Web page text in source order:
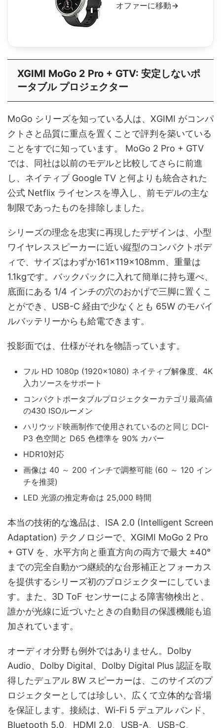
オファーに移動
XGIMI MoGo 2 Pro + GTV: 安定しないポ
ータブル プロジェクター
MoGo シリーズを知っている人は、XGIMI がコンパ
クトさと品質に重点を置くことで評判を築いている
ことをすでに知っています。 MoGo 2 Pro + GTV
では、同社は以前のモデルと比較してさらに前進
し、ネイティブ Google TV と何よりも統合された
公式 Netflix ライセンスを導入し、前モデルの主な
制限であったものを排除しました。
シリーズの理念を忠実に再現したデザインは、小型
ワイヤレススピーカーに近い縦型のコンパクトボデ
ィで、サイズはわずか161×119×108mm、重量は
1.1kgです。バックパックに入れて簡単に持ち運べ、
底面にある 1/4 インチの穴のおかげで三脚に置くこ
とができ、USB-C 経由で少なくとも 65W のモバイ
ルバッテリーからも給電できます。
投影面では、仕様がそれを物語っています。
フル HD 1080p (1920×1080) ネイティブ解像度、4K
入力ソースをサポート
コンパクトポータブルプロジェクターカテゴリ最高値
の430 ISOルーメン
ハリウッド映画制作で使用されているのと同じ DCI-
P3 色空間と D65 色標準を 90% カバー
HDR10対応
画像は 40 ～ 200 インチで調整可能 (60 ～ 120 イン
チを推奨)
LED 光源の推定寿命は 25,000 時間
本当の技術的な逸品は、ISA 2.0 (Intelligent Screen
Adaptation) テクノロジーで、XGIMI MoGo 2 Pro
+ GTV を、水平方向と垂直方向の両方で最大 ±40°
までの完全自動かつ継続的な台形補正とフォーカス
を提供するシリーズ初のプロジェクターにしていま
す。また、3D ToF センサーによる障害物検出と、
誰かが光線に近づいたときの自動目の保護機能も追
加されています。
オーディオ分野も例外ではありません。Dolby
Audio、Dolby Digital、Dolby Digital Plus 認証を取
得したデュアル 8W スピーカーは、このサイズのプ
ロジェクターとしては珍しい、広くて立体的な音場
を保証します。接続は、Wi-Fi 5 デュアル バンド、
Bluetooth 5.0、HDMI 2.0、USB-A、USB-C、